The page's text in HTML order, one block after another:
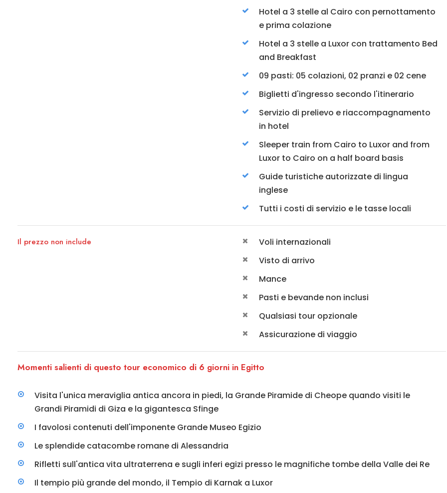
Hotel a 3 stelle al Cairo con pernottamento
e prima colazione
Hotel a 3 stelle a Luxor con trattamento Bed
and Breakfast
09 pasti: 05 colazioni, 02 pranzi e 02 cene
Biglietti d'ingresso secondo l'itinerario
Servizio di prelievo e riaccompagnamento
in hotel
Sleeper train from Cairo to Luxor and from
Luxor to Cairo on a half board basis
Guide turistiche autorizzate di lingua
inglese
Tutti i costi di servizio e le tasse locali
Il prezzo non include
Voli internazionali
Visto di arrivo
Mance
Pasti e bevande non inclusi
Qualsiasi tour opzionale
Assicurazione di viaggio
Momenti salienti di questo tour economico di 6 giorni in Egitto
Visita l'unica meraviglia antica ancora in piedi, la Grande Piramide di Cheope quando visiti le
Grandi Piramidi di Giza e la gigantesca Sfinge
I favolosi contenuti dell'imponente Grande Museo Egizio
Le splendide catacombe romane di Alessandria
Rifletti sull'antica vita ultraterrena e sugli inferi egizi presso le magnifiche tombe della Valle dei Re
Il tempio più grande del mondo, il Tempio di Karnak a Luxor